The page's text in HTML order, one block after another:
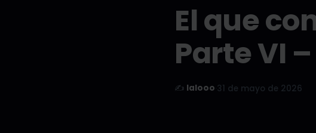
El que
Parte VI
✍️ lalooo 31 de mayo de 2026